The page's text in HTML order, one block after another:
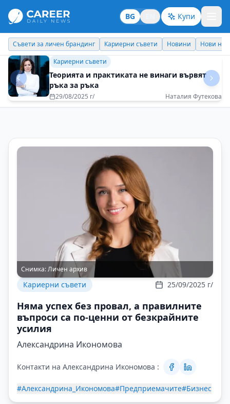
BG Купи
Кариерни съвети Новини Нови назначения Днес празнува
Личен брандинг
Не се страхувайте да искате повече от
живота
16/12/2025 г/ Виктория Игбаубоа
Снимка:Личен архив
Кариерни съвети 25/09/2025 г/
Няма успех без провал, а правилните
въпроси са по-ценни от безкрайните
усилия
Александрина Икономова
Контакти на Александрина Икономова :
#Александрина_Икономова#Предприемачите#Бизнес